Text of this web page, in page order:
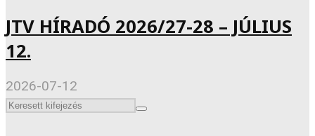
JTV HÍRADÓ 2026/27-28 – JÚLIUS
12.
2026-07-12